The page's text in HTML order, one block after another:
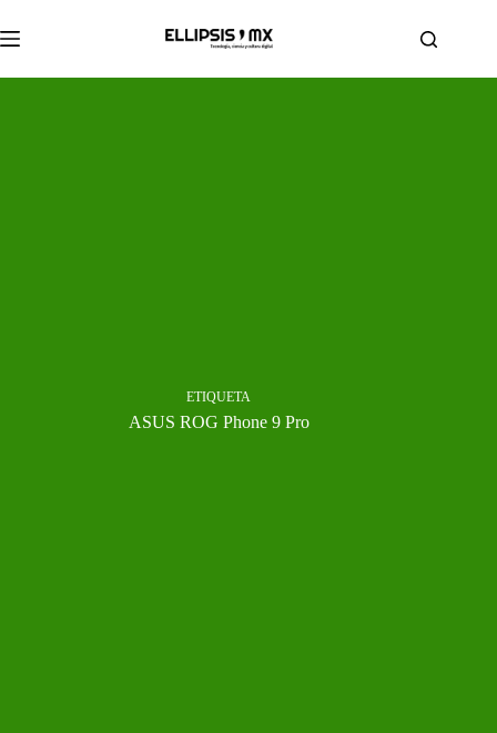
al
contenido
ETIQUETA
ASUS ROG Phone 9 Pro